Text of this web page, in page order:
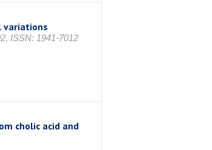
variations
ISSN: 1941-7012
cholic acid and